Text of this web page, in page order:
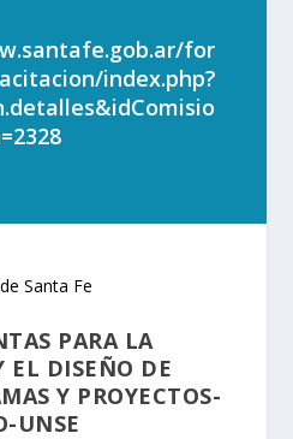
for
index.php?
Santa Fe
PARA LA
EL DISEÑO DE
Y PROYECTOS-
UNSE